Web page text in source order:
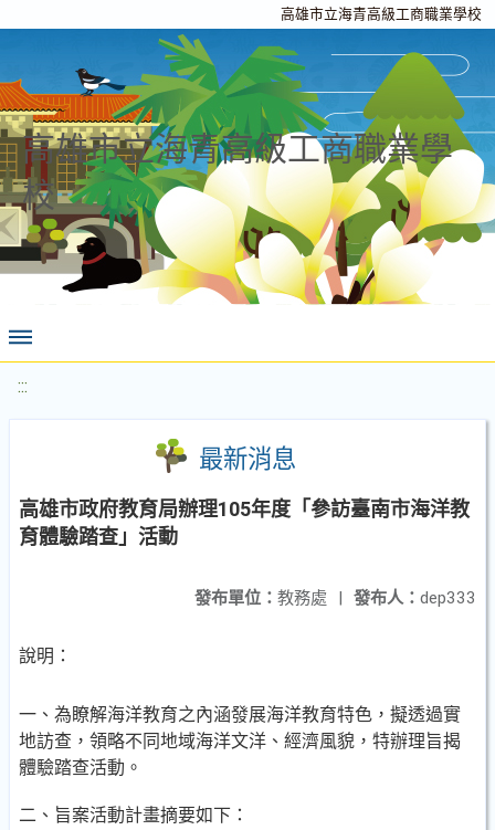
高雄市立海青高級工商職業學校
高雄市立海青高級工商職業學
校
:::
最新消息
高雄市政府教育局辦理105年度「參訪臺南市海洋教
育體驗踏查」活動
發布人： dep333
發布單位： 教務處 |
說明：
一、為瞭解海洋教育之內涵發展海洋教育特色，擬透過實
地訪查，領略不同地域海洋文洋、經濟風貌，特辦理旨揭
體驗踏查活動。
二、旨案活動計畫摘要如下：